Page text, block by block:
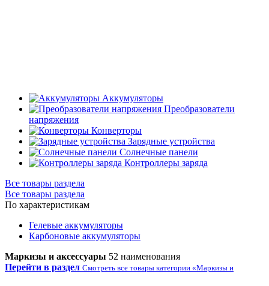
Аккумуляторы
Преобразователи
напряжения
Конверторы
Зарядные устройства
Солнечные панели
Контроллеры заряда
Все товары раздела
Все товары раздела
По характеристикам
Гелевые аккумуляторы
Карбоновые аккумуляторы
Маркизы и аксессуары 52 наименования
Перейти в раздел Смотреть все товары категории «Маркизы и